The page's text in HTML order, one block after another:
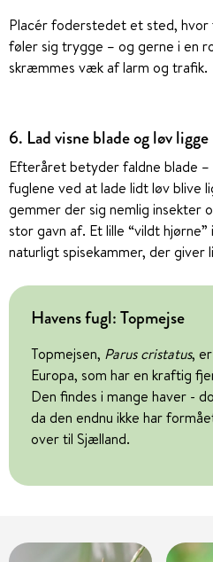
Placér foderstedet et sted, hvor
føler sig trygge – og gerne i en
skræmmes væk af larm og trafik.
6. Lad visne blade og løv ligge
Efteråret betyder faldne blade
fuglene ved at lade lidt løv blive
gemmer der sig nemlig insekter
stor gavn af. Et lille “vildt
naturligt spisekammer, der giver
Havens fugl: Topmejse
Topmejsen, Parus cristatus,
Europa, som har en kraftig
Den findes i mange haver -
da den endnu ikke har
over til Sjælland.